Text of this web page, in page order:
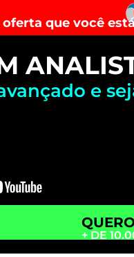
oferta que você
e
+ DE